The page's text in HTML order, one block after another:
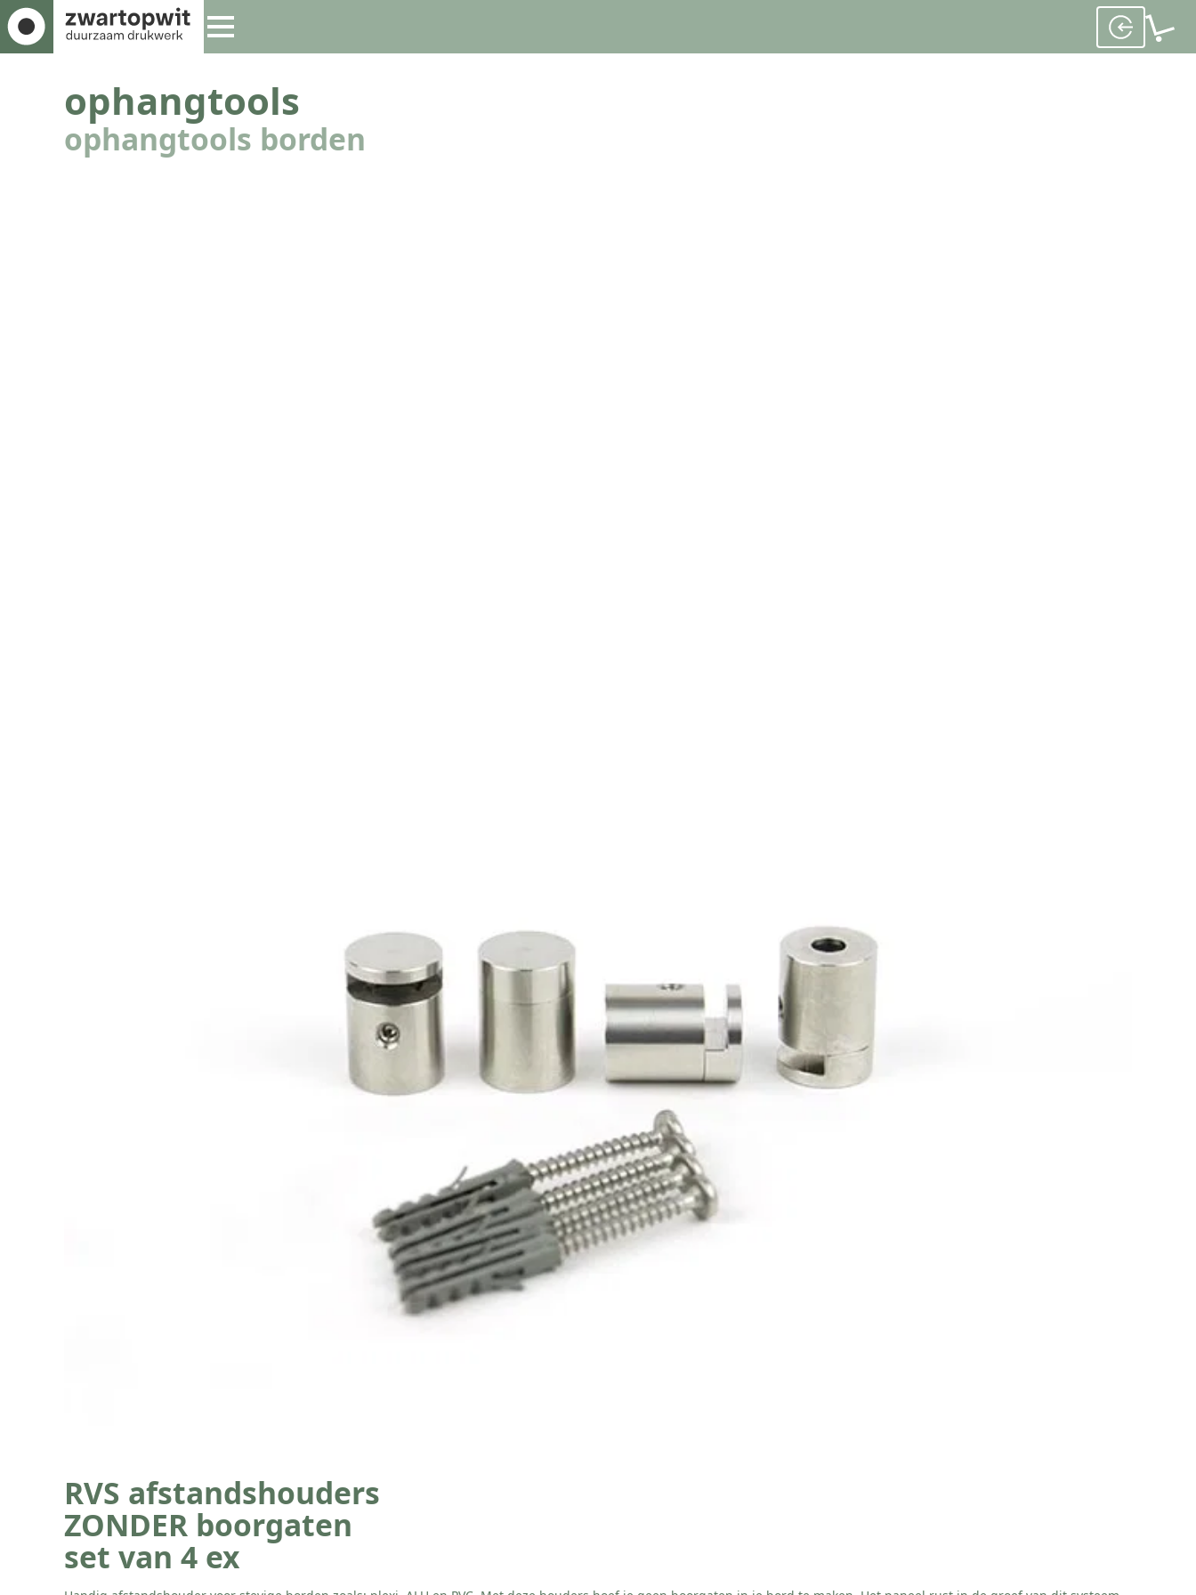
ophangtools
ophangtools borden
RVS afstandshouders
ZONDER boorgaten
set van 4 ex